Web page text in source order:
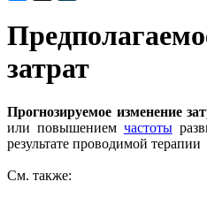
затрат
Прогнозируемое изменение
или повышением частоты
результате проводимой терапии
См. также: